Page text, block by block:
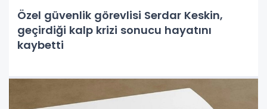
Özel güvenlik görevlisi Serdar Keskin,
geçirdiği kalp krizi sonucu hayatını
kaybetti